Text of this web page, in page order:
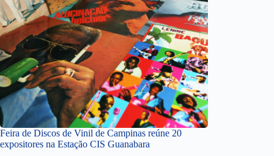
Feira de Discos de Vinil de Campinas reúne 20
expositores na Estação CIS Guanabara